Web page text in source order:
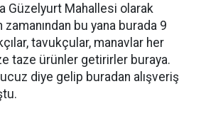
Güzelyurt Mahallesi olarak
zamanından bu yana burada 9
tavukçular, manavlar her
taze ürünler getirirler buraya.
diye gelip buradan alışveriş